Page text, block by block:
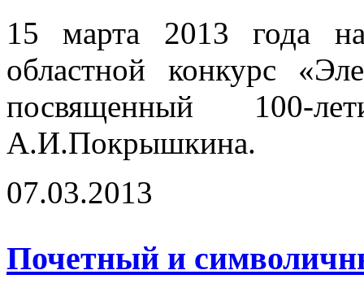
15 марта 2013 года
областной конкурс
посвященный 100-
А.И.Покрышкина.
07.03.2013
Почетный и